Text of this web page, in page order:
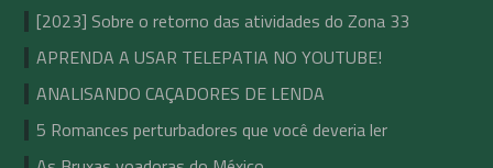
[2023] Sobre o retorno das atividades do Zona 33
APRENDA A USAR TELEPATIA NO YOUTUBE!
ANALISANDO CAÇADORES DE LENDA
5 Romances perturbadores que você deveria ler